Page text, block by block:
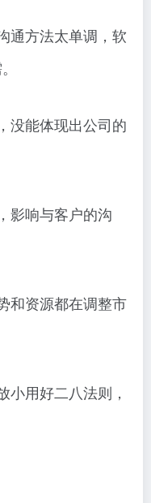
通方法太单调，软
没能体现出公司的
影响与客户的沟
和资源都在调整市
小用好二八法则，